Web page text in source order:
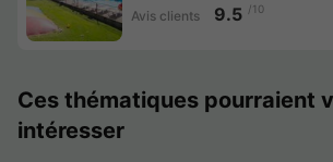
Avis clients 9.5 /10
Ces thématiques pourraient
intéresser